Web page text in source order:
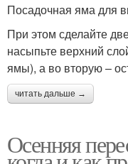
Посадочная яма для
При этом сделайте
насыпьте верхний
ямы), а во вторую –
читать дальше →
Осенняя